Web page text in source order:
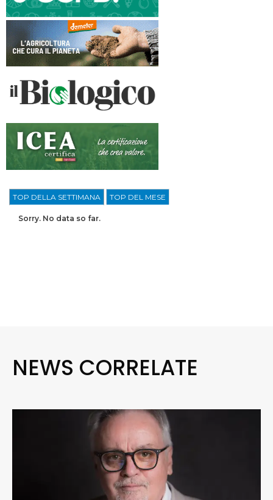
TOP DELLA SETTIMANA TOP DEL MESE
Sorry. No data so far.
NEWS CORRELATE